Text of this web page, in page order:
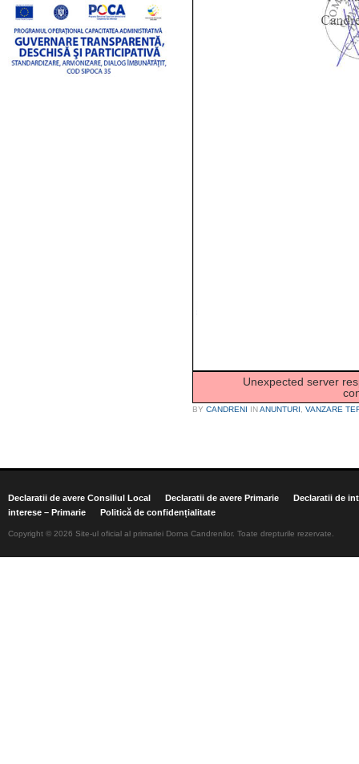
Unexpected server
BY CANDRENI INANUNTURI, VANZARE
Declaratii de avere Consiliul Local Declaratii de avere Primarie
Declaratii de
interese – Primarie
Politică de confidențialitate
Copyright © 2026 Site-ul oficial al primariei Dorna Candrenilor. Toate drepturile rezervate.